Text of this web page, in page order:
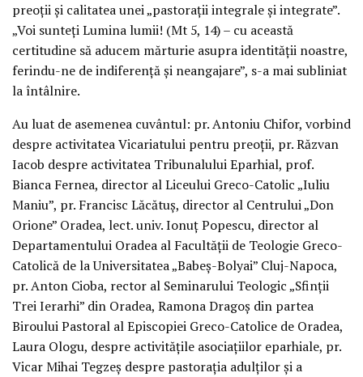
preoții și calitatea unei „pastorații integrale și integrate”.
„Voi sunteți Lumina lumii! (Mt 5, 14) – cu această
certitudine să aducem mărturie asupra identității noastre,
ferindu-ne de indiferență și neangajare”, s-a mai subliniat
la întâlnire.
Au luat de asemenea cuvântul: pr. Antoniu Chifor, vorbind
despre activitatea Vicariatului pentru preoții, pr. Răzvan
Iacob despre activitatea Tribunalului Eparhial, prof.
Bianca Fernea, director al Liceului Greco-Catolic „Iuliu
Maniu”, pr. Francisc Lăcătuș, director al Centrului „Don
Orione” Oradea, lect. univ. Ionuț Popescu, director al
Departamentului Oradea al Facultății de Teologie Greco-
Catolică de la Universitatea „Babeș-Bolyai” Cluj-Napoca,
pr. Anton Cioba, rector al Seminarului Teologic „Sfinții
Trei Ierarhi” din Oradea, Ramona Dragoș din partea
Biroului Pastoral al Episcopiei Greco-Catolice de Oradea,
Laura Ologu, despre activitățile asociațiilor eparhiale, pr.
Vicar Mihai Tegzeș despre pastorația adulților și a